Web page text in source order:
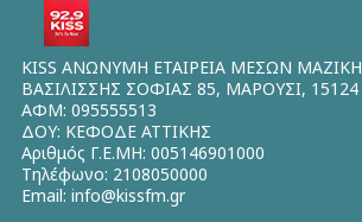
KISS ΑΝΩΝΥΜΗ ΕΤΑΙΡΕΙΑ ΜΕΣΩΝ
ΒΑΣΙΛΙΣΣΗΣ ΣΟΦΙΑΣ 85, ΜΑΡΟΥΣΙ, 15124
ΑΦΜ: 095555513
ΔΟΥ: ΚΕΦΟΔΕ ΑΤΤΙΚΗΣ
Αριθμός Γ.Ε.ΜΗ: 005146901000
Τηλέφωνο: 2108050000
Email: info@kissfm.gr